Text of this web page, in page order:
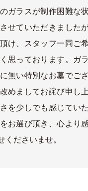
ガラスが制作困難な
せていただきました
け、スタッフ一同ご
思っております。ガ
無い特別なお墓でご
めましてお詫び申し
を少しでも感じてい
お選び頂き、心より
くださいませ。